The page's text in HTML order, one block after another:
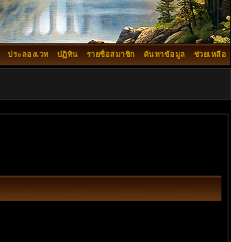
ช่วยเหลือ
ค้นหาข้อมูล
รายชื่อสมาชิก
ปฏิทิน
ประลองเวท